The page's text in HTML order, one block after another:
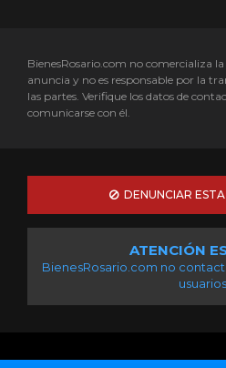
BienesRosario.com no comercializa
anuncia y no es responsable por la
las partes. Verifique los datos de
comunicarse con él.
DENUNCIAR
ATENCIÓN
BienesRosario.com no
usuarios.